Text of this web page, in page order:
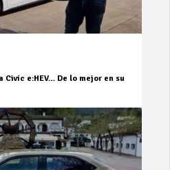
Civic e:HEV… De lo mejor en su